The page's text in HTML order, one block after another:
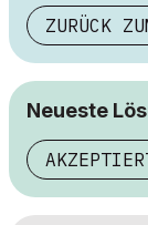
ZURÜCK
Neueste